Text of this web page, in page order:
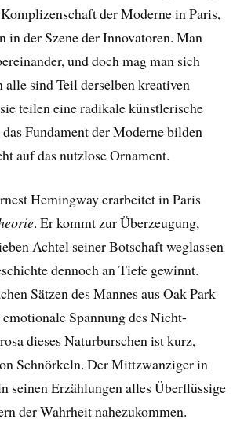
der Moderne in Paris,
in der Szene der Innovatoren. Man
und doch mag man sich
sind Teil derselben kreativen
teilen eine radikale künstlerische
Fundament der Moderne bilden
auf das nutzlose Ornament.
Hemingway erarbeitet in Paris
. Er kommt zur Überzeugung,
Achtel seiner Botschaft weglassen
dennoch an Tiefe gewinnt.
Sätzen des Mannes aus Oak Park
Spannung des Nicht-
dieses Naturburschen ist kurz,
Schnörkeln. Der Mittzwanziger in
seinen Erzählungen alles Überflüssige
der Wahrheit nahezukommen.